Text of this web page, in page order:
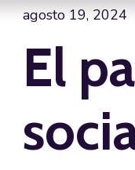
agosto 19, 2024
El